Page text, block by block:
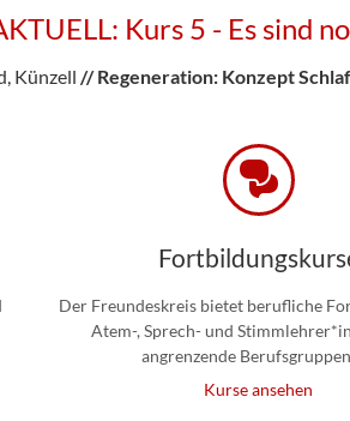
Kurs 5 - Es sind
Künzell // Regeneration: Konzept
Der Freundeskreis bietet berufliche
Atem-, Sprech- und
angrenzende
Kurse ansehen